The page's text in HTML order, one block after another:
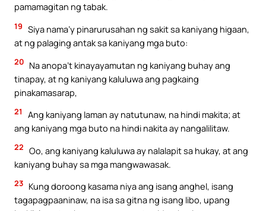
pamamagitan ng tabak.
19 Siya nama’y pinarurusahan ng sakit sa kaniyang higaan,
at ng palaging antak sa kaniyang mga buto:
20 Na anopa’t kinayayamutan ng kaniyang buhay ang
tinapay, at ng kaniyang kaluluwa ang pagkaing
pinakamasarap,
21
Ang kaniyang laman ay natutunaw, na hindi makita; at
ang kaniyang mga buto na hindi nakita ay nangalilitaw.
22 Oo, ang kaniyang kaluluwa ay nalalapit sa hukay, at ang
kaniyang buhay sa mga mangwawasak.
23 Kung doroong kasama niya ang isang anghel, isang
tagapagpaaninaw, na isa sa gitna ng isang libo, upang